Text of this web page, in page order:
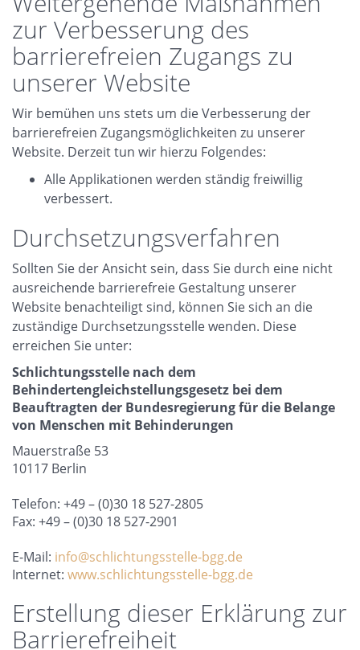
zur Verbesserung des
barrierefreien Zugangs zu
unserer Website
Wir bemühen uns stets um die Verbesserung der
barrierefreien Zugangsmöglichkeiten zu unserer
Website. Derzeit tun wir hierzu Folgendes:
Alle Applikationen werden ständig freiwillig
verbessert.
Durchsetzungsverfahren
Sollten Sie der Ansicht sein, dass Sie durch eine nicht
ausreichende barrierefreie Gestaltung unserer
Website benachteiligt sind, können Sie sich an die
zuständige Durchsetzungsstelle wenden. Diese
erreichen Sie unter:
Schlichtungsstelle nach dem
Behindertengleichstellungsgesetz bei dem
Beauftragten der Bundesregierung für die Belange
von Menschen mit Behinderungen
Mauerstraße 53
10117 Berlin
Telefon: +49 – (0)30 18 527-2805
Fax: +49 – (0)30 18 527-2901
E-Mail: info@schlichtungsstelle-bgg.de
Internet: www.schlichtungsstelle-bgg.de
Erstellung dieser Erklärung zur
Barrierefreiheit